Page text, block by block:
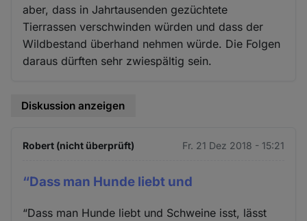
aber, dass in Jahrtausenden gezüchtete
Tierrassen verschwinden würden und dass der
Wildbestand überhand nehmen würde. Die Folgen
daraus dürften sehr zwiespältig sein.
Diskussion anzeigen
Robert (nicht überprüft) Fr. 21 Dez 2018 - 15:21
“Dass man Hunde liebt und
“Dass man Hunde liebt und Schweine isst, lässt